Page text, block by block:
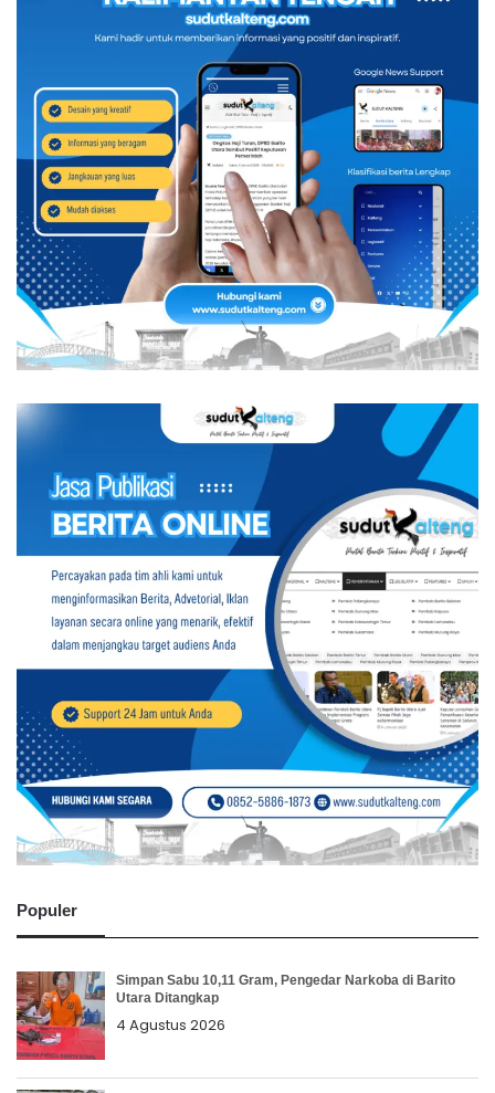
Populer
Simpan Sabu 10,11 Gram, Pengedar Narkoba di Barito
Utara Ditangkap
4 Agustus 2026